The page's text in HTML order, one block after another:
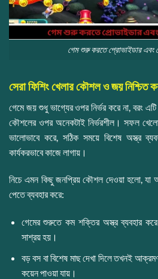
গেম শুরু করতে প্রোভাইডার এবং
সেরা ফিশিং খেলার কৌশল ও জয় নিশ্চিত
গেমে জয় শুধু ভাগ্যের ওপর নির্ভর করে না, বরং এটি
কৌশলের ওপর অনেকটাই নির্ভরশীল। সফল
ভালোভাবে করে, সঠিক সময়ে বিশেষ অস্ত্র
কার্যকরভাবে কাজে লাগায়।
নিচে এমন কিছু জনপ্রিয় কৌশল দেওয়া হলো,
পেতে ব্যবহার করে:
গেমের শুরুতে কম শক্তির অস্ত্র ব্যবহার
সাশ্রয় হয়।
বড় বস বা বিশেষ মাছ দেখা দিলে তখনই আক্রমণ
কয়েন পাওয়া যায়।